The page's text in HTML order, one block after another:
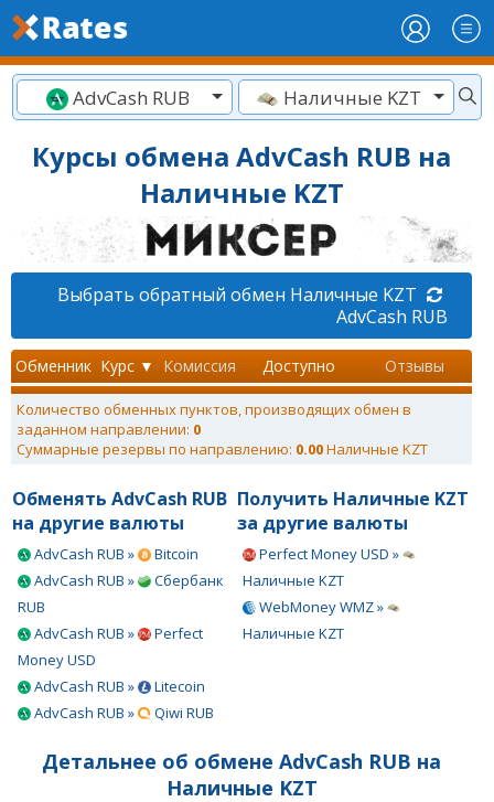
AdvCash RUB Наличные KZT
Курсы обмена AdvCash RUB на
Наличные KZT
Выбрать обратный обмен Наличные KZT
AdvCash RUB
Обменник Курс ▼ Комиссия Доступно Отзывы
Количество обменных пунктов, производящих обмен в
заданном направлении: 0
Суммарные резервы по направлению: 0.00Наличные KZT
Обменять AdvCash RUB
на другие валюты
AdvCash RUB »
Bitcoin
AdvCash RUB »
Сбербанк
RUB
AdvCash RUB »
Perfect
Money USD
AdvCash RUB »
Litecoin
AdvCash RUB »
Qiwi RUB
Получить Наличные KZT
за другие валюты
Perfect Money USD »
Наличные KZT
WebMoney WMZ »
Наличные KZT
Детальнее об обмене AdvCash RUB на
Наличные KZT